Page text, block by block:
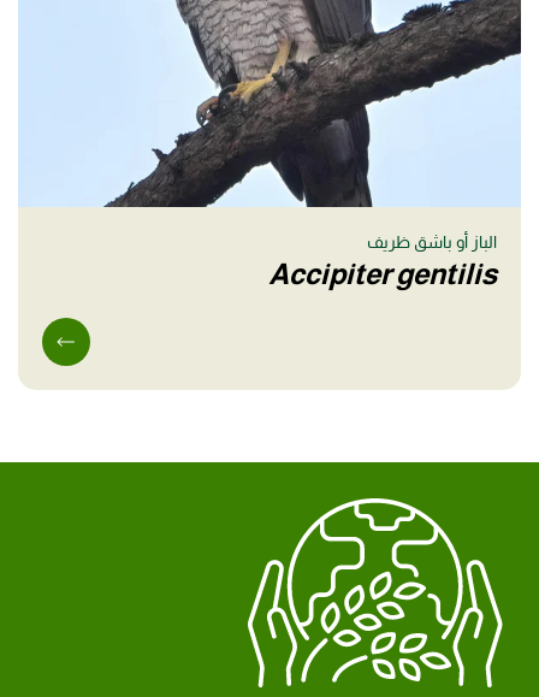
الباز أو باشق ظريف
Accipiter gentilis